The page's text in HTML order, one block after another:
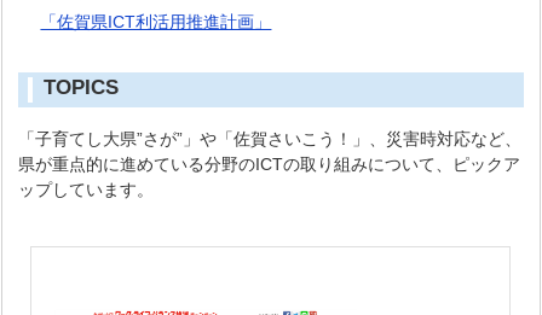
「佐賀県ICT利活用推進計画」
TOPICS
「子育てし大県”さが”」や「佐賀さいこう！」、災害時対応など、
県が重点的に進めている分野のICTの取り組みについて、ピックア
ップしています。